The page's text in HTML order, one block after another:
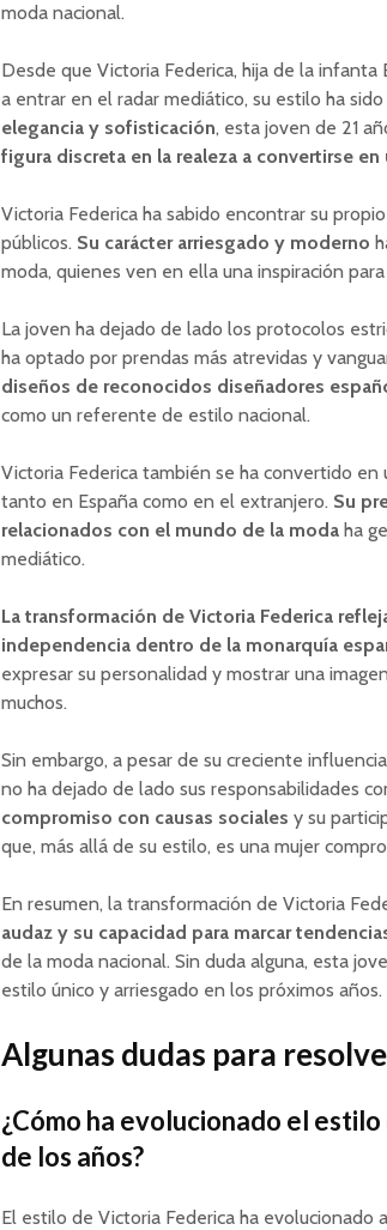
moda nacional.
Desde que Victoria Federica, hija de la
a entrar en el radar mediático, su estilo ha
elegancia y sofisticación, esta joven de 21
figura discreta en la realeza a convertirse
Victoria Federica ha sabido encontrar su
públicos. Su carácter arriesgado y moderno
moda, quienes ven en ella una inspiración
La joven ha dejado de lado los protocolos
ha optado por prendas más atrevidas y
diseños de reconocidos diseñadores
como un referente de estilo nacional.
Victoria Federica también se ha convertido
tanto en España como en el extranjero. Su
relacionados con el mundo de la moda ha
mediático.
La transformación de Victoria Federica
independencia dentro de la monarquía
expresar su personalidad y mostrar una
muchos.
Sin embargo, a pesar de su creciente
no ha dejado de lado sus responsabilidades
compromiso con causas sociales y su
que, más allá de su estilo, es una mujer
En resumen, la transformación de Victoria
audaz y su capacidad para marcar
de la moda nacional. Sin duda alguna, esta
estilo único y arriesgado en los próximos años.
Algunas dudas para
¿Cómo ha evolucionado el
de los años?
El estilo de Victoria Federica ha evolucionado